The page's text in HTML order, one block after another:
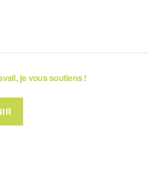
je vous soutiens !